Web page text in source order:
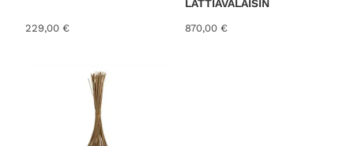
229,00 €
LATTIAVALAISIN
870,00 €